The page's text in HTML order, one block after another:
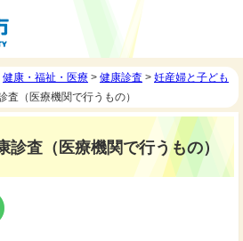
健康・福祉・医療 > 健康診査 > 妊産婦と子ども
査（医療機関で行うもの）
診査（医療機関で行うもの）